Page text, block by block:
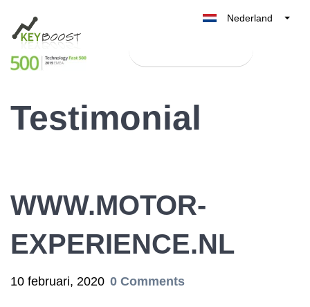
Nederland
België
Testimonial
WWW.MOTOR-
EXPERIENCE.NL
10 februari, 2020 0 Comments